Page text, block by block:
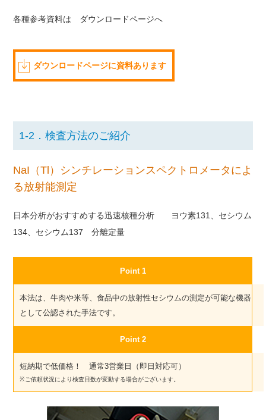
各種参考資料は ダウンロードページへ
ダウンロードページに資料あります
1-2．検査方法のご紹介
NaI（Tl）シンチレーションスペクトロメータによ
る放射能測定
日本分析がおすすめする迅速核種分析 ヨウ素131、セシウム
134、セシウム137 分離定量
Point 1
本法は、牛肉や米等、食品中の放射性セシウムの測定が可能な機器
として公認された手法です。
Point 2
短納期で低価格！ 通常3営業日（即日対応可）
※ご依頼状況により検査日数が変動する場合がございます。